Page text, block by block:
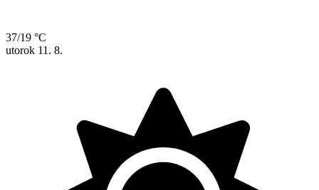
37/19 °C
utorok 11. 8.